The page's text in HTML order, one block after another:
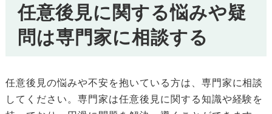
任意後見に関する悩みや疑
問は専門家に相談する
任意後見の悩みや不安を抱いている方は、専門家に相談
してください。専門家は任意後見に関する知識や経験を